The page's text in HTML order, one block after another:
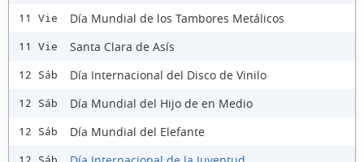
11 Vie Día Mundial de los Tambores Metálicos
11 Vie Santa Clara de Asís
12 Sáb Día Internacional del Disco de Vinilo
12 Sáb Día Mundial del Hijo de en Medio
12 Sáb Día Mundial del Elefante